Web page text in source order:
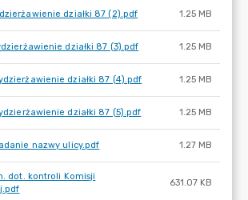
działki 87 (2).pdf 1.25 MB
działki 87 (3).pdf 1.25 MB
działki 87 (4).pdf 1.25 MB
działki 87 (5).pdf 1.25 MB
nazwy ulicy.pdf 1.27 MB
dot. kontroli Komisji
631.07 KB